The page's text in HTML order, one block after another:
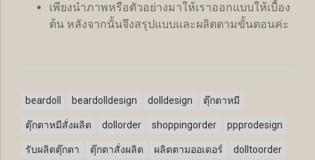
เพียงนำภาพหรือตัวอย่างมาให้เราออกแบบให้เบื้อง
ต้น หลังจากนั้นจึงสรุปแบบและผลิตตามขั้นตอนค่ะ
beardoll beardolldesign dolldesign ตุ๊กตาหมี
ตุ๊กตาหมีสั่งผลิต dollorder shoppingorder ppprodesign
รับผลิตตุ๊กตา ตุ๊กตาสั่งผลิต ผลิตตามออเดอร์ dolltoorder